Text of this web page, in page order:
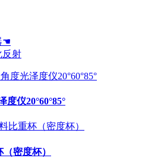
☚
反射
仪20°60°85°
密度杯）